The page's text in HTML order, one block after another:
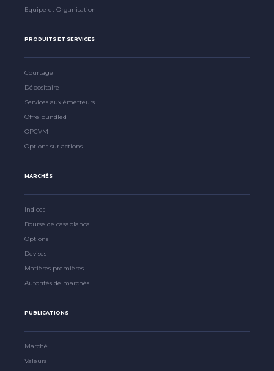
Equipe et Organisation
PRODUITS ET SERVICES
Courtage
Dépositaire
Services aux émetteurs
Offre bundled
OPCVM
Options sur actions
MARCHÉS
Indices
Bourse de casablanca
Options
Devises
Matières premières
Autorités de marchés
PUBLICATIONS
Marché
Valeurs